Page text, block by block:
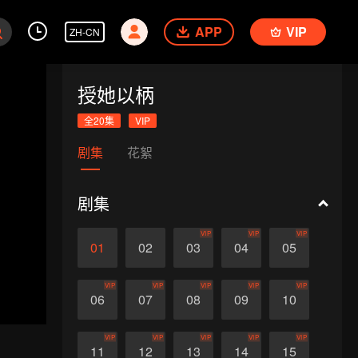
ZH-CN APP VIP
授她以柄
全20集 VIP
剧集 花絮
剧集
01 02 03
VIP
04
VIP
05
VIP
06
VIP
07
VIP
08
VIP
09
VIP
10
VIP
11
VIP
12
VIP
13
VIP
14
VIP
15
VIP